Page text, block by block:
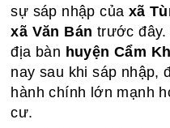
sự sáp nhập của xã
xã Văn Bán trước đây.
địa bàn huyện Cẩm
nay sau khi sáp nhập,
hành chính lớn mạnh
cư.